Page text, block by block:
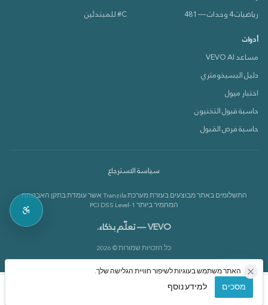
האתר משתמש בעוגיות לשיפור חוויית הגלישה שלך.
מסכים למידע נוסף
رياضيات 4 وحدات — 481
C# للمبتدئين
أدوات
مساعد VEVO AI
دليل البسيخومتري
اختبار ميول
حاسبة قبول التخنيون
حاسبة فرص القبول
سياسة الاسترجاع
התשלומים באתר מבוצעים בעזרת מערכת Tranzila אשר עומדת בתקן האבטחה
המחמיר ביותר PCI DSS Level-1
VEVO — تعلّم بذكاء.
כל הזכויות שמורות © 2026
متصل الآن 🟢
بدي أعرف عن القاموس 📘
الرئيسية